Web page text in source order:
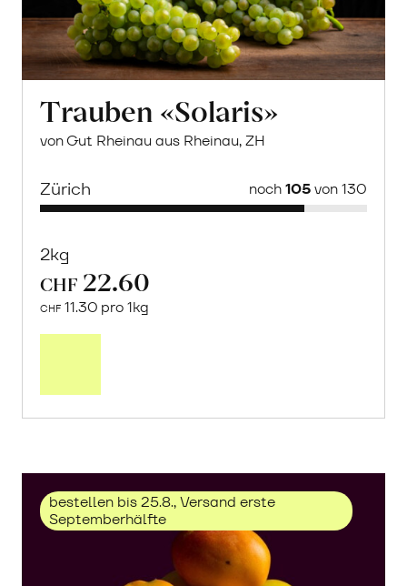
Trauben «Solaris»
von Gut Rheinau aus Rheinau, ZH
Zürich noch105von 130
2kg
CHF 22.60
CHF 11.30 pro 1kg
erfahren
bestellen bis 25.8., Versand erste
Septemberhälfte